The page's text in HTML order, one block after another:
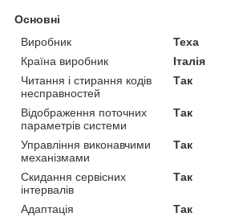
Основні
Виробник
Texa
Країна виробник
Італія
Читання і стирання кодів
несправностей
Так
Відображення поточних
параметрів системи
Так
Управління виконавчими
механізмами
Так
Скидання сервісних
інтервалів
Так
Адаптація
Так